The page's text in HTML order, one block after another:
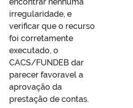
irregularidade, e
verificar que o recurso
foi corretamente
executado, o
CACS/FUNDEB dar
parecer favoravel a
aprovação da
prestação de contas.